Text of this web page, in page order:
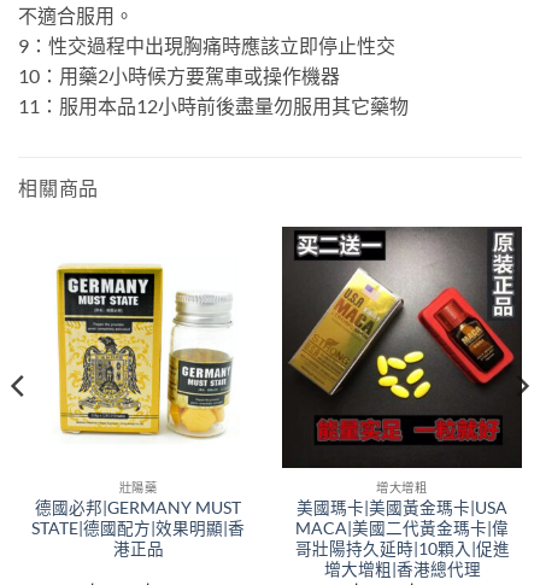
不適合服用。
9：性交過程中出現胸痛時應該立即停止性交
10：用藥2小時候方要駕車或操作機器
11：服用本品12小時前後盡量勿服用其它藥物
相關商品
壯陽藥
德國必邦|GERMANY MUST
STATE|德國配方|效果明顯|香
港正品
增大增粗
美國瑪卡|美國黃金瑪卡|USA
MACA|美國二代黃金瑪卡|偉
哥壯陽持久延時|10顆入|促進
增大增粗|香港總代理